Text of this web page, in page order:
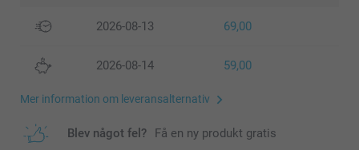
2026-08-13 69,00
2026-08-14 59,00
Mer information om leveransalternativ
Blev något fel? Få en ny produkt gratis